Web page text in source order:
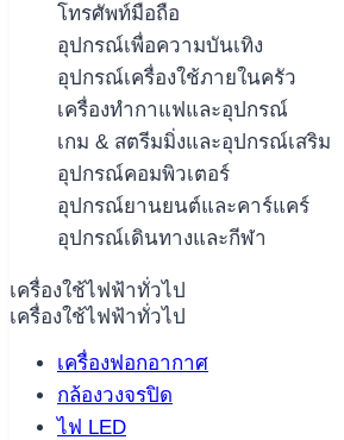
โทรศัพท์มือถือ
อุปกรณ์เพื่อความบันเทิง
อุปกรณ์เครื่องใช้ภายในครัว
เครื่องทำกาแฟและอุปกรณ์
เกม & สตรีมมิ่งและอุปกรณ์เสริม
อุปกรณ์คอมพิวเตอร์
อุปกรณ์ยานยนต์และคาร์แคร์
อุปกรณ์เดินทางและกีฬา
เครื่องใช้ไฟฟ้าทั่วไป
เครื่องใช้ไฟฟ้าทั่วไป
เครื่องฟอกอากาศ
กล้องวงจรปิด
ไฟ LED